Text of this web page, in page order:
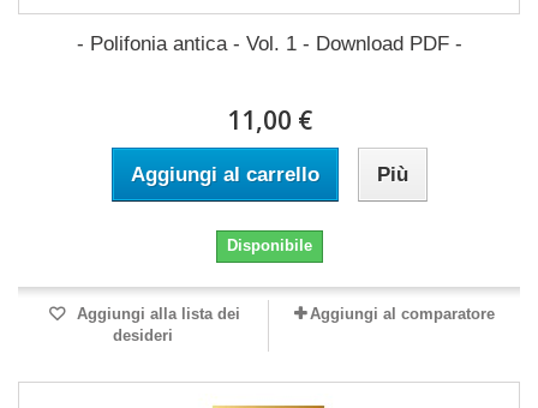
- Polifonia antica - Vol. 1 - Download PDF -
11,00 €
Aggiungi al carrello Più
Disponibile
Aggiungi alla lista dei
desideri
Aggiungi al comparatore